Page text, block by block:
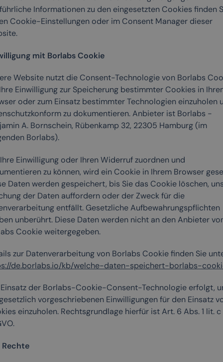
Informationen zu den eingesetzten Cookies finden
Cookie-Einstellungen oder im Consent Manager dieser
mit Borlabs Cookie
Website nutzt die Consent-Technologie von Borlabs
Einwilligung zur Speicherung bestimmter Cookies in
oder zum Einsatz bestimmter Technologien einzuholen
zu dokumentieren. Anbieter ist Borlabs -
A. Bornschein, Rübenkamp 32, 22305 Hamburg (im
Borlabs).
Einwilligung oder Ihren Widerruf zuordnen und
zu können, wird ein Cookie in Ihrem Browser
Daten werden gespeichert, bis Sie das Cookie löschen,
der Daten auffordern oder der Zweck für die
entfällt. Gesetzliche Aufbewahrungspflichten
unberührt. Diese Daten werden nicht an den Anbieter
Cookie weitergegeben.
zur Datenverarbeitung von Borlabs Cookie finden Sie
de.borlabs.io/kb/welche-daten-speichert-borlabs-
der Borlabs-Cookie-Consent-Technologie erfolgt,
vorgeschriebenen Einwilligungen für den Einsatz
einzuholen. Rechtsgrundlage hierfür ist Art. 6 Abs. 1 lit. c
Rechte